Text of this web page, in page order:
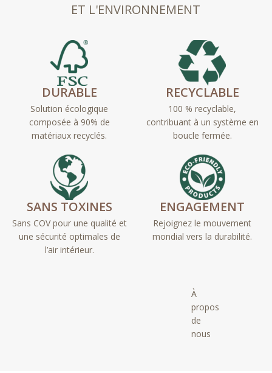
ET L'ENVIRONNEMENT
DURABLE
Solution écologique
composée à 90% de
matériaux recyclés.
RECYCLABLE
100 % recyclable,
contribuant à un système en
boucle fermée.
SANS TOXINES
Sans COV pour une qualité et
une sécurité optimales de
l’air intérieur.
ENGAGEMENT
Rejoignez le mouvement
mondial vers la durabilité.
À
propos
de
nous